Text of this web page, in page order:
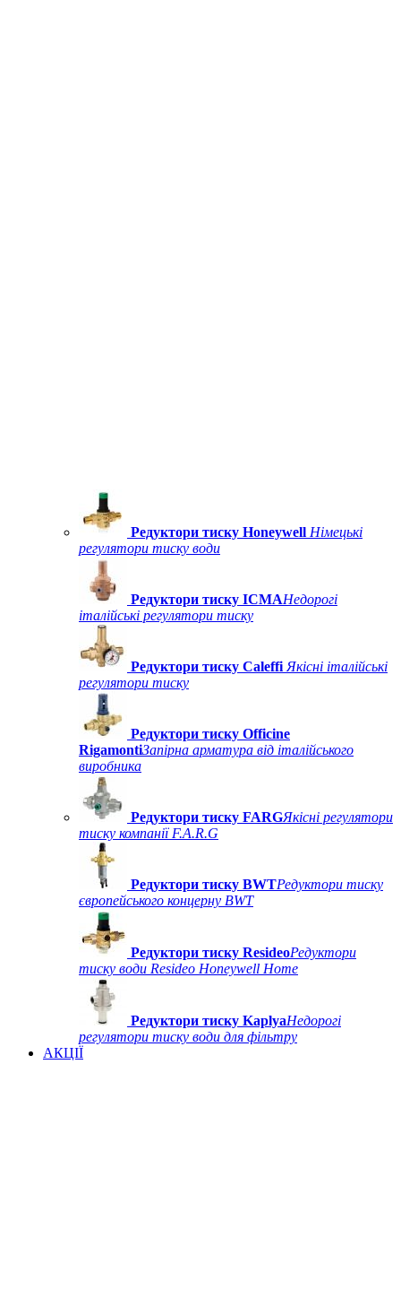
Редуктори тиску Honeywell Німецькі
регулятори тиску води
Редуктори тиску ICMAНедорогі
італійські регулятори тиску
Редуктори тиску Caleffi Якісні італійські
регулятори тиску
Редуктори тиску Officine
RigamontiЗапірна арматура від італійського
виробника
Редуктори тиску FARGЯкісні регулятори
тиску компанії F.A.R.G
Редуктори тиску BWTРедуктори тиску
європейського концерну BWT
Редуктори тиску ResideoРедуктори
тиску води Resideo Honeywell Home
Редуктори тиску KaplyaНедорогі
регулятори тиску води для фільтру
АКЦІЇ